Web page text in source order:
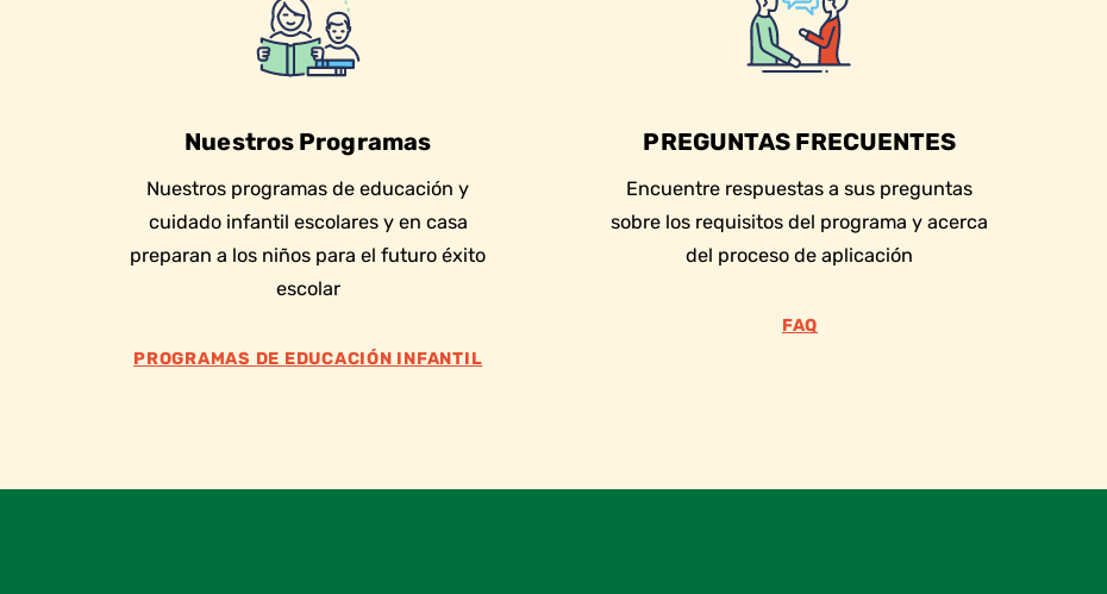
Nuestros Programas
Nuestros programas de educación y
cuidado infantil escolares y en casa
preparan a los niños para el futuro éxito
escolar
PROGRAMAS DE EDUCACIÓN INFANTIL
PREGUNTAS FRECUENTES
Encuentre respuestas a sus preguntas
sobre los requisitos del programa y acerca
del proceso de aplicación
FAQ